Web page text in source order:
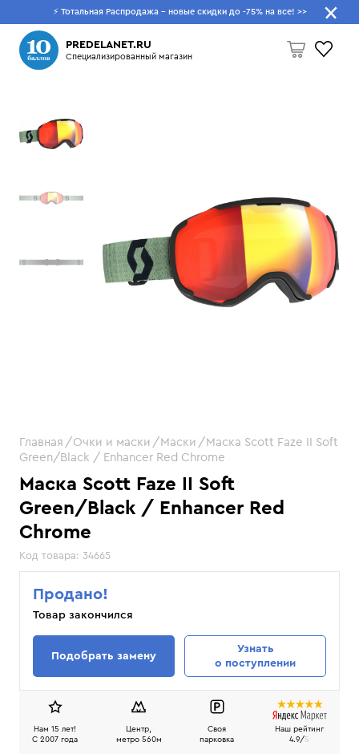
⚡ Тотальная Распродажа - новые скидки до -75% на все! >>
PREDELANET.RU
Специализированный магазин
Пусто
Что будем искать?
Маска Scott Faze II Soft
Green/Black / Enhancer Red
Chrome
Код товара: 34665
Главная Очки и маски Маски
Маска Scott Faze II Soft
Green/Black / Enhancer Red Chrome
Продано!
Товар закончился
Подобрать замену
Узнать
о поступлении
Нам 15 лет!
C 2007 года
Центр,
метро 560м
Своя
парковка
Наш рейтинг
4.9/5